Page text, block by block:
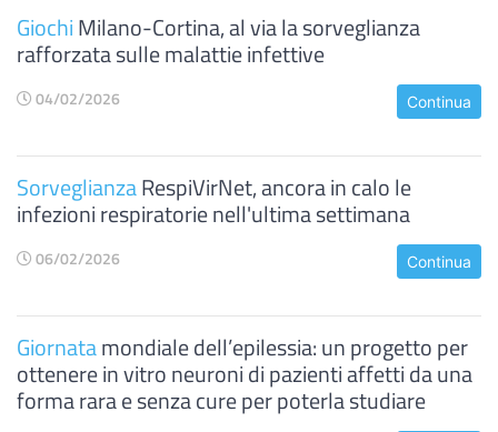
GiochiMilano-Cortina, al via la sorveglianza
rafforzata sulle malattie infettive
04/02/2026 Continua
SorveglianzaRespiVirNet, ancora in calo le
infezioni respiratorie nell'ultima settimana
06/02/2026 Continua
Giornatamondiale dell’epilessia: un progetto per
ottenere in vitro neuroni di pazienti affetti da una
forma rara e senza cure per poterla studiare